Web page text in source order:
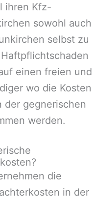
ihren Kfz-
sowohl auch
selbst zu
einen freien und
wo die Kosten
der gegnerischen
werden.
die
in der